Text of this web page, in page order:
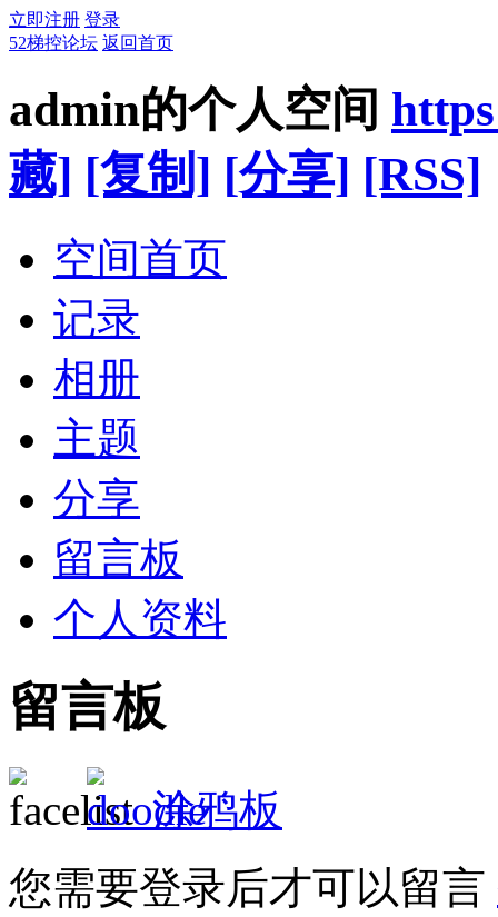
立即注册 登录
52梯控论坛 返回首页
admin的个人空间
藏] [复制] [分享] [RSS]
空间首页
记录
相册
主题
分享
留言板
个人资料
留言板
涂鸦板
您需要登录后才可以留言